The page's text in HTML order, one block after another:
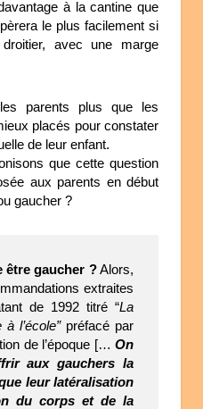
à la cantine que
le plus facilement si
avec une marge
parents plus que les
placés pour constater
de leur enfant.
que cette question
aux parents en début
gaucher ?
être gaucher ?Alors,
extraites
de 1992 titré “La
l’école” préfacé par
de l’époque […On
aux gauchers la
leur latéralisation
du corps et de la